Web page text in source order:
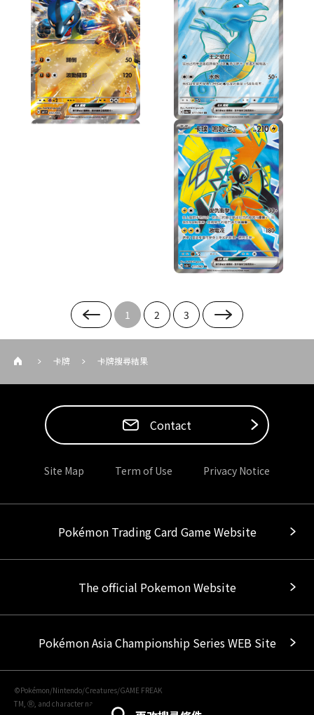
1 2 3
卡牌 卡牌搜尋結果
Contact
Site Map Term of Use Privacy Notice
Pokémon Trading Card Game Website
The official Pokemon Website
Pokémon Asia Championship Series WEB Site
©Pokémon/Nintendo/Creatures/GAME FREAK
TM, Ⓡ, and character names are trademarks of Nintendo.